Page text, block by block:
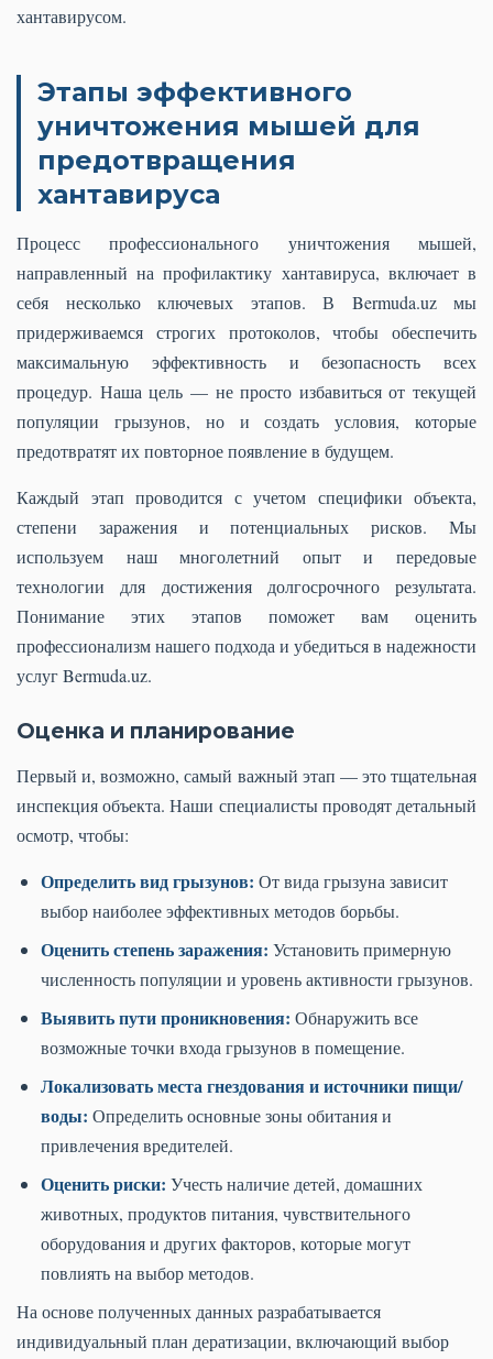
хантавирусом.
Этапы эффективного
уничтожения мышей для
предотвращения
хантавируса
Процесс профессионального уничтожения мышей,
направленный на профилактику хантавируса, включает в
себя несколько ключевых этапов. В Bermuda.uz мы
придерживаемся строгих протоколов, чтобы обеспечить
максимальную эффективность и безопасность всех
процедур. Наша цель — не просто избавиться от текущей
популяции грызунов, но и создать условия, которые
предотвратят их повторное появление в будущем.
Каждый этап проводится с учетом специфики объекта,
степени заражения и потенциальных рисков. Мы
используем наш многолетний опыт и передовые
технологии для достижения долгосрочного результата.
Понимание этих этапов поможет вам оценить
профессионализм нашего подхода и убедиться в надежности
услуг Bermuda.uz.
Оценка и планирование
Первый и, возможно, самый важный этап — это тщательная
инспекция объекта. Наши специалисты проводят детальный
осмотр, чтобы:
Определить вид грызунов: От вида грызуна зависит
выбор наиболее эффективных методов борьбы.
Оценить степень заражения: Установить примерную
численность популяции и уровень активности грызунов.
Выявить пути проникновения: Обнаружить все
возможные точки входа грызунов в помещение.
Локализовать места гнездования и источники пищи/
воды: Определить основные зоны обитания и
привлечения вредителей.
Оценить риски: Учесть наличие детей, домашних
животных, продуктов питания, чувствительного
оборудования и других факторов, которые могут
повлиять на выбор методов.
На основе полученных данных разрабатывается
индивидуальный план дератизации, включающий выбор